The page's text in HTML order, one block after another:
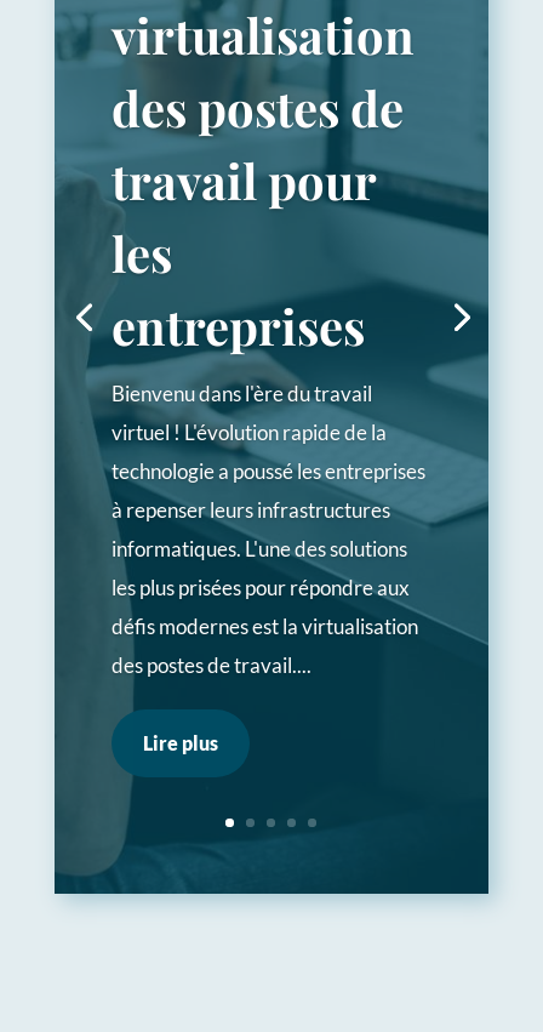
virtualisation
des postes de
travail pour
les
entreprises
Bienvenu dans l'ère du travail
virtuel ! L'évolution rapide de la
technologie a poussé les entreprises
à repenser leurs infrastructures
informatiques. L'une des solutions
les plus prisées pour répondre aux
défis modernes est la virtualisation
des postes de travail....
Lire plus